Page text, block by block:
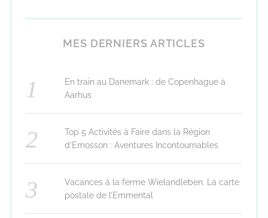
MES DERNIERS ARTICLES
En train au Danemark : de Copenhague à
Aarhus
Top 5 Activités à Faire dans la Région
d’Emosson : Aventures Incontournables
Vacances à la ferme Wielandleben. La carte
postale de l’Emmental